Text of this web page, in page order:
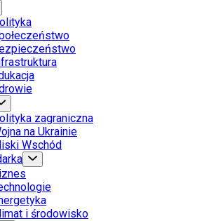
zagraniczna
na Ukrainie
Wschód
i środowisko